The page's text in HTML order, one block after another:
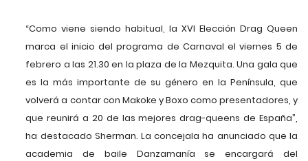
“Como viene siendo habitual, la XVI Elección Drag Queen
marca el inicio del programa de Carnaval el viernes 5 de
febrero a las 21.30 en la plaza de la Mezquita. Una gala que
es la más importante de su género en la Península, que
volverá a contar con Makoke y Boxo como presentadores, y
que reunirá a 20 de las mejores drag-queens de España”,
ha destacado Sherman. La concejala ha anunciado que la
academia de baile Danzamanía se encargará del